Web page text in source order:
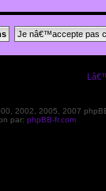
2002, 2005, 2007
par: phpBB-fr.com